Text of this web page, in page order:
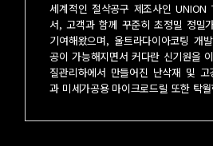
세계적인 절삭공구 제조사인 UNION
서, 고객과 함께 꾸준히 초정밀 정밀
기여해왔으며, 울트라다이아코팅 개
공이 가능해지면서 커다란 신기원을
질관리하에서 만들어진 난삭재 및 고
과 미세가공용 마이크로드릴 또한 탁